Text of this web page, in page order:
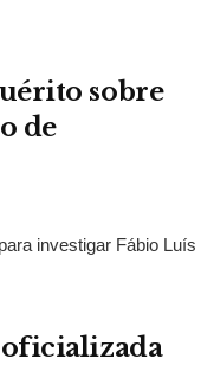
sobre
de
investigar Fábio Luís